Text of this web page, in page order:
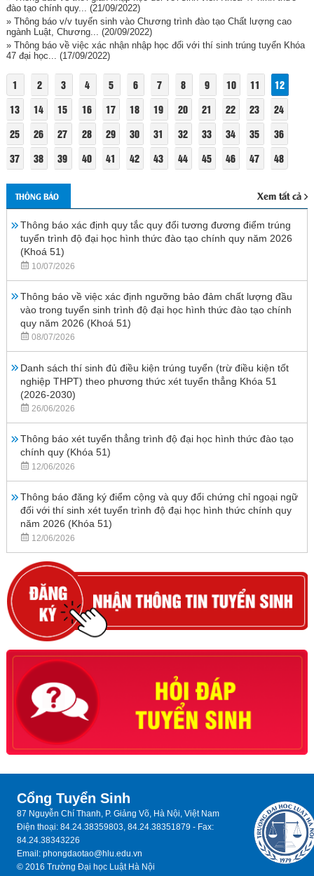
đào tạo chính quy...
(21/09/2022)
» Thông báo v/v tuyến sinh vào Chương trình đào tạo Chất lượng cao
ngành Luật, Chương... (20/09/2022)
» Thông báo về việc xác nhận nhập học đối với thí sinh trúng tuyển Khóa
47 đại học... (17/09/2022)
1 2 3 4 5 6 7 8 9 10 11
12
13
14 15 16 17 18 19 20 21 22 23
24
25
26 27 28 29 30 31 32 33 34 35
36
37
38 39 40 41 42 43 44 45 46 47 48
THÔNG BÁO Xem tất cả
Thông báo xác định quy tắc quy đổi tương đương điểm trúng
tuyển trình độ đại học hình thức đào tạo chính quy năm 2026
(Khoá 51)
10/07/2026
Thông báo về việc xác định ngưỡng bảo đảm chất lượng đầu
vào trong tuyển sinh trình độ đại học hình thức đào tạo chính
quy năm 2026 (Khoá 51)
08/07/2026
Danh sách thí sinh đủ điều kiện trúng tuyển (trừ điều kiện tốt
nghiệp THPT) theo phương thức xét tuyển thẳng Khóa 51
(2026-2030)
26/06/2026
Thông báo xét tuyển thẳng trình độ đại học hình thức đào tạo
chính quy (Khóa 51)
12/06/2026
Thông báo đăng ký điểm cộng và quy đổi chứng chỉ ngoại ngữ
đối với thí sinh xét tuyển trình độ đại học hình thức chính quy
năm 2026 (Khóa 51)
12/06/2026
Cổng Tuyển Sinh
87 Nguyễn Chí Thanh, P. Giảng Võ, Hà Nội, Việt Nam
Điện thoại: 84.24.38359803, 84.24.38351879 - Fax:
84.24.38343226
Email: phongdaotao@hlu.edu.vn
© 2016 Trường Đại học Luật Hà Nội